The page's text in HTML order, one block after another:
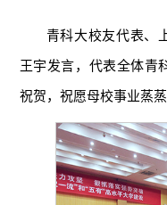
青科大校友代表、
王宇发言，代表全体青
祝贺，祝愿母校事业蒸蒸